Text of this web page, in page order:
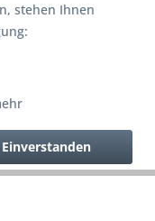
produziert
stehen Ihnen
Einverstanden